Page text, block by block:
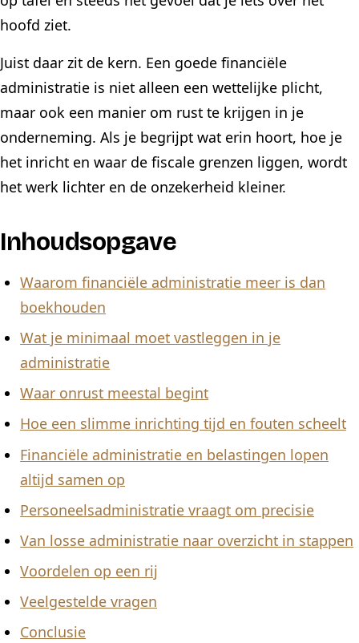
hoofd ziet.
Juist daar zit de kern. Een goede financiële
administratie is niet alleen een wettelijke plicht,
maar ook een manier om rust te krijgen in je
onderneming. Als je begrijpt wat erin hoort, hoe je
het inricht en waar de fiscale grenzen liggen, wordt
het werk lichter en de onzekerheid kleiner.
Inhoudsopgave
Waarom financiële administratie meer is dan
boekhouden
Wat je minimaal moet vastleggen in je
administratie
Waar onrust meestal begint
Hoe een slimme inrichting tijd en fouten scheelt
Financiële administratie en belastingen lopen
altijd samen op
Personeelsadministratie vraagt om precisie
Van losse administratie naar overzicht in stappen
Voordelen op een rij
Veelgestelde vragen
Conclusie